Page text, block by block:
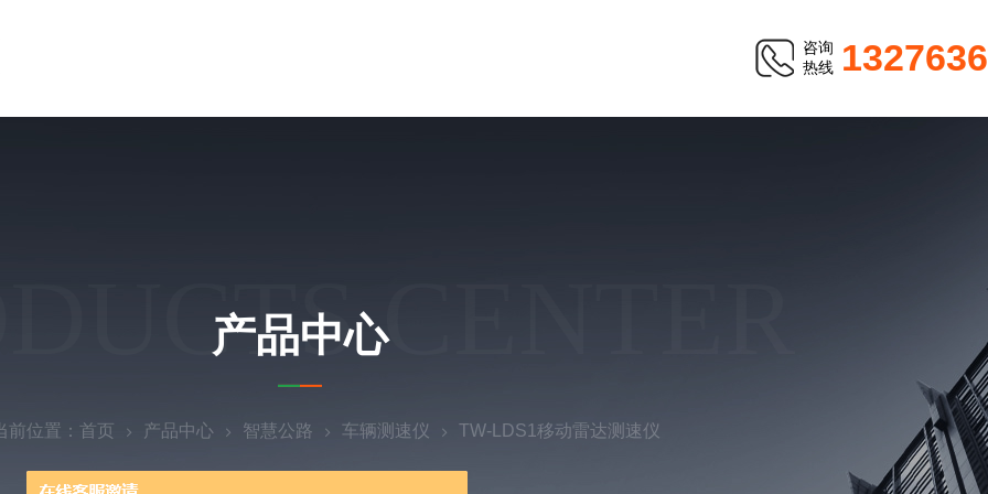
咨询
热线
CENTER
产品中心
前位置： 首页 产品中心 智慧公路 车辆测速仪 TW-LDS1移动雷达测速仪